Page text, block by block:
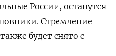
России, останутся
Стремление
будет снято с